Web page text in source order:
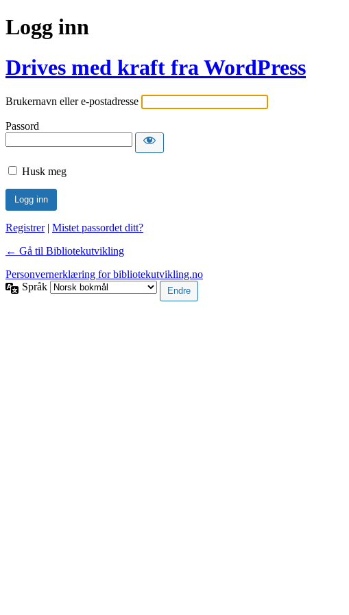
Logg inn
Drives med kraft fra WordPress
Brukernavn eller e-postadresse
Passord
Husk meg
Registrer| Mistet passordet ditt?
← Gå til Bibliotekutvikling
Personvernerklæring for bibliotekutvikling.no
Språk